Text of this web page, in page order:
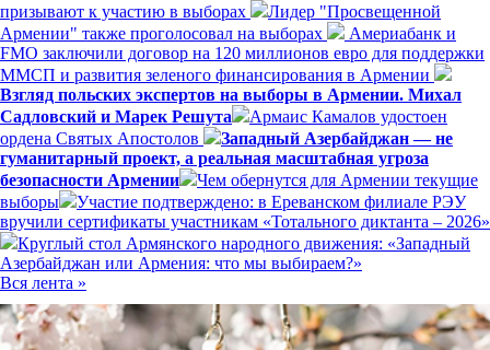
призывают к участию в выборах
Лидер "Просвещенной
Армении" также проголосовал на выборах
Америабанк и
FMO заключили договор на 120 миллионов евро для поддержки
ММСП и развития зеленого финансирования в Армении
Взгляд польских экспертов на выборы в Армении. Михал
Садловский и Марек Решута
Армаис Камалов удостоен
ордена Святых Апостолов
Западный Азербайджан — не
гуманитарный проект, а реальная масштабная угроза
безопасности Армении
Чем обернутся для Армении текущие
выборы
Участие подтверждено: в Ереванском филиале РЭУ
вручили сертификаты участникам «Тотального диктанта – 2026»
Круглый стол Армянского народного движения: «Западный
Азербайджан или Армения: что мы выбираем?»
Вся лента »